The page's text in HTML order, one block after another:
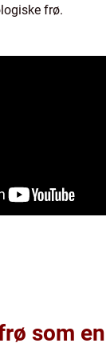
frø.
som en